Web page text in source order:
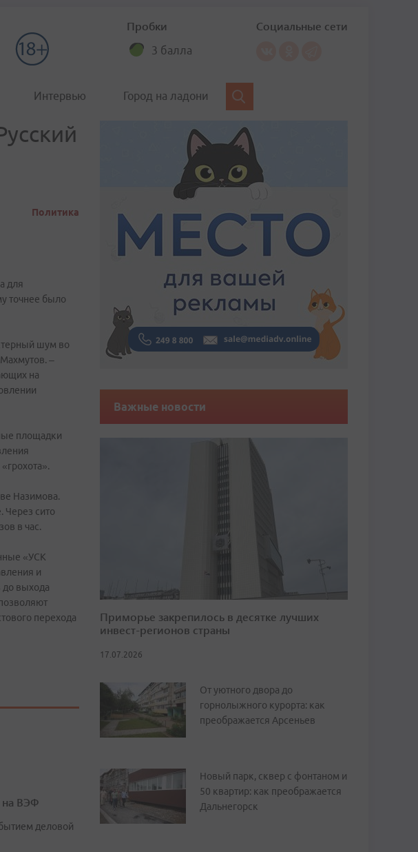
Пробки
3 балла
Социальные сети
Интервью Город на ладони
Политика
для
точнее было
шум во
–
на
площадки
Назимова.
Через сито
в час.
«УСК
и
до выхода
перехода
на ВЭФ
деловой
Важные новости
Приморье закрепилось в десятке лучших
инвест-регионов страны
17.07.2026
От уютного двора до
горнолыжного курорта: как
преображается Арсеньев
Новый парк, сквер с фонтаном и
50 квартир: как преображается
Дальнегорск